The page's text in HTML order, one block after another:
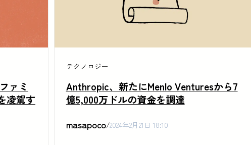
ァミ
凌駕す
テクノロジー
Anthropic、新たにMenlo Venturesから7
億5,000万ドルの資金を調達
masapoco/2024年2月21日 18:10